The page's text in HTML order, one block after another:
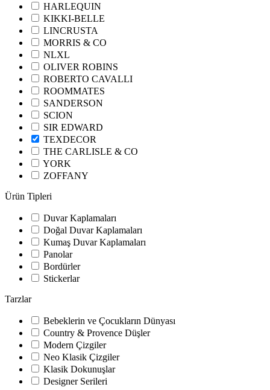
HARLEQUIN
KIKKI-BELLE
LINCRUSTA
MORRIS & CO
NLXL
OLIVER ROBINS
ROBERTO CAVALLI
ROOMMATES
SANDERSON
SCION
SIR EDWARD
TEXDECOR
THE CARLISLE & CO
YORK
ZOFFANY
Ürün Tipleri
Duvar Kaplamaları
Doğal Duvar Kaplamaları
Kumaş Duvar Kaplamaları
Panolar
Bordürler
Stickerlar
Tarzlar
Bebeklerin ve Çocukların Dünyası
Country & Provence Düşler
Modern Çizgiler
Neo Klasik Çizgiler
Klasik Dokunuşlar
Designer Serileri